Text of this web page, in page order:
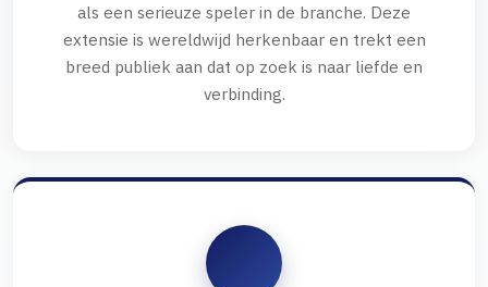
als een serieuze speler in de branche. Deze
extensie is wereldwijd herkenbaar en trekt een
breed publiek aan dat op zoek is naar liefde en
verbinding.